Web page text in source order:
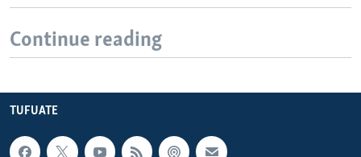
Continue reading
TUFUATE